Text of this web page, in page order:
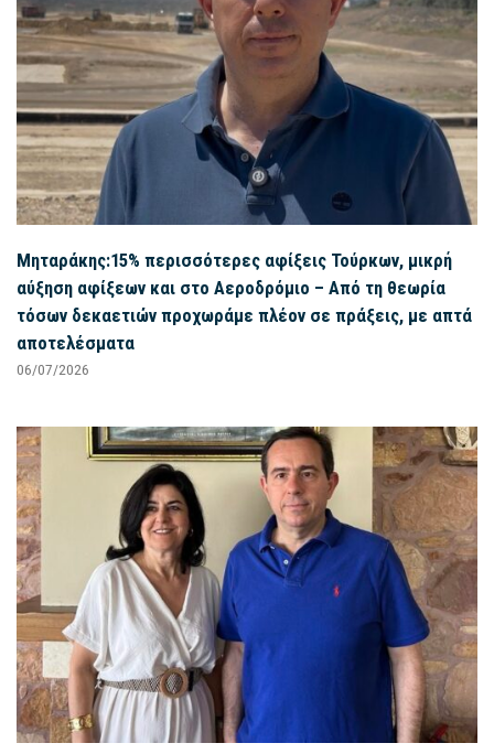
Μηταράκης:15% περισσότερες αφίξεις Τούρκων, μικρή
αύξηση αφίξεων και στο Αεροδρόμιο – Από τη θεωρία
τόσων δεκαετιών προχωράμε πλέον σε πράξεις, με απτά
αποτελέσματα
06/07/2026